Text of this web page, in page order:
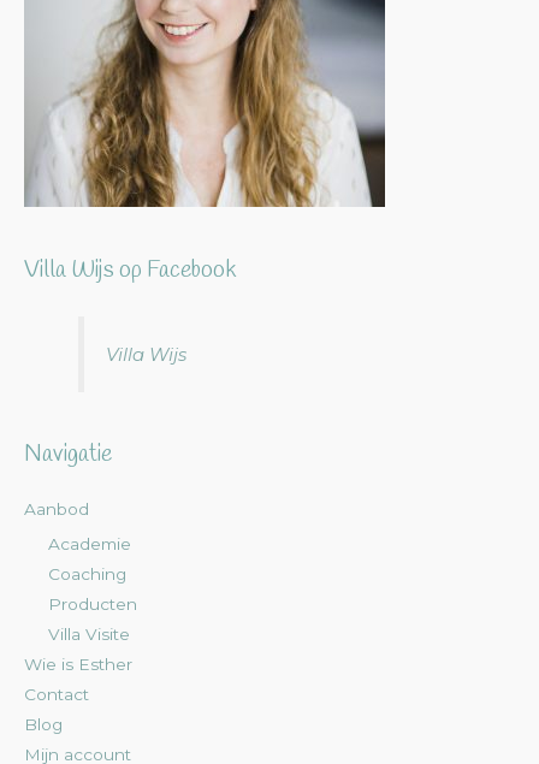
Villa Wijs op Facebook
Villa Wijs
Navigatie
Aanbod
Academie
Coaching
Producten
Villa Visite
Wie is Esther
Contact
Blog
Mijn account